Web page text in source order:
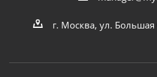
г. Москва, ул.